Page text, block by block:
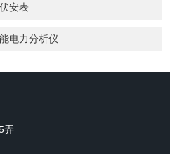
安表
电力分析仪
弄